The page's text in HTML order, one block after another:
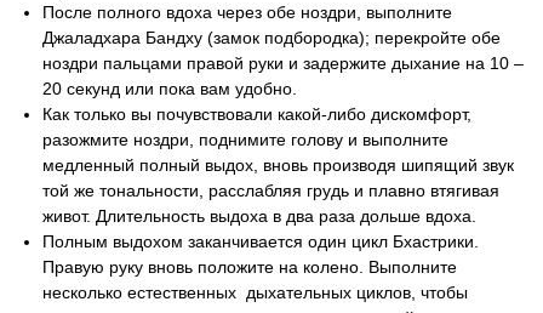
После полного вдоха через обе ноздри, выполните
Джаладхара Бандху (замок подбородка); перекройте обе
ноздри пальцами правой руки и задержите дыхание на 10 –
20 секунд или пока вам удобно.
Как только вы почувствовали какой-либо дискомфорт,
разожмите ноздри, поднимите голову и выполните
медленный полный выдох, вновь производя шипящий звук
той же тональности, расслабляя грудь и плавно втягивая
живот. Длительность выдоха в два раза дольше вдоха.
Полным выдохом заканчивается один цикл Бхастрики.
Правую руку вновь положите на колено. Выполните
несколько естественных дыхательных циклов, чтобы